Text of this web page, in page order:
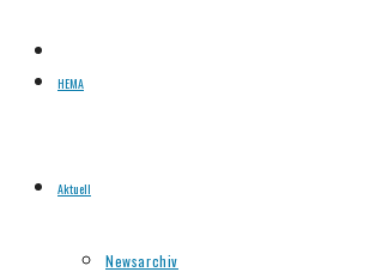
HEMA
Aktuell
Newsarchiv